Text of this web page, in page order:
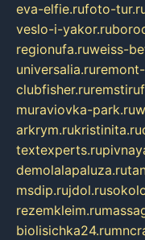
eva-elfie.rufoto-
veslo-i-yakor.ru
regionufa.ruweiss-
universalia.ru
clubfisher.ru
muraviovka-park.ru
arkrym.rukristinita.ru
textexperts.ru
demolalapaluza.ru
msdip.rujdol.ru
rezemkleim.ru
biolisichka24.ru